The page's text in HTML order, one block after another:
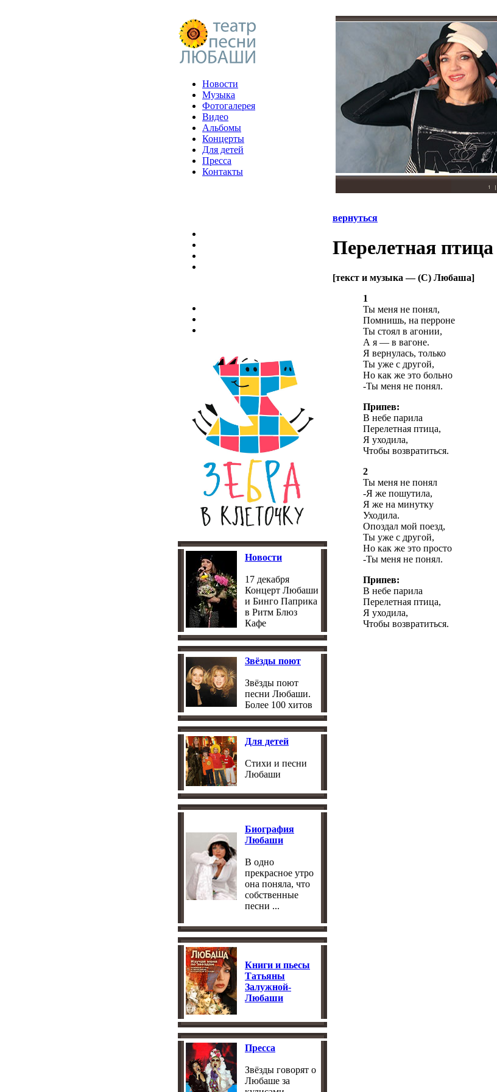
Новости
Музыка
Фотогалерея
Видео
Альбомы
Концерты
Для детей
Пресса
Контакты
Новости
17 декабря
Концерт Любаши
и Бинго Паприка
в Ритм Блюз
Кафе
Звёзды поют
Звёзды поют
песни Любаши.
Более 100 хитов
Для детей
Стихи и песни
Любаши
Биография
Любаши
В одно
прекрасное утро
она поняла, что
собственные
песни ...
Книги и пьесы
Татьяны
Залужной-
Любаши
Пресса
Звёзды говорят о
Любаше за
вернуться
Перелетная птица
[текст и музыка — (С) Любаша]
1
Ты меня не понял,
Помнишь, на перроне
Ты стоял в агонии,
А я — в вагоне.
Я вернулась, только
Ты уже с другой,
Но как же это больно
-Ты меня не понял.
Припев:
В небе парила
Перелетная птица,
Я уходила,
Чтобы возвратиться.
2
Ты меня не понял
-Я же пошутила,
Я же на минутку
Уходила.
Опоздал мой поезд,
Ты уже с другой,
Но как же это просто
-Ты меня не понял.
Припев:
В небе парила
Перелетная птица,
Я уходила,
Чтобы возвратиться.